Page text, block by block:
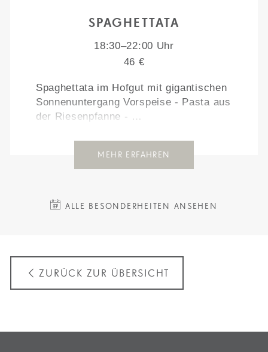
SPAGHETTATA
18:30–22:00 Uhr
46 €
Spaghettata im Hofgut mit gigantischen
Sonnenuntergang Vorspeise - Pasta aus
der Riesenpfanne - …
MEHR ERFAHREN
ALLE BESONDERHEITEN ANSEHEN
ZURÜCK ZUR ÜBERSICHT